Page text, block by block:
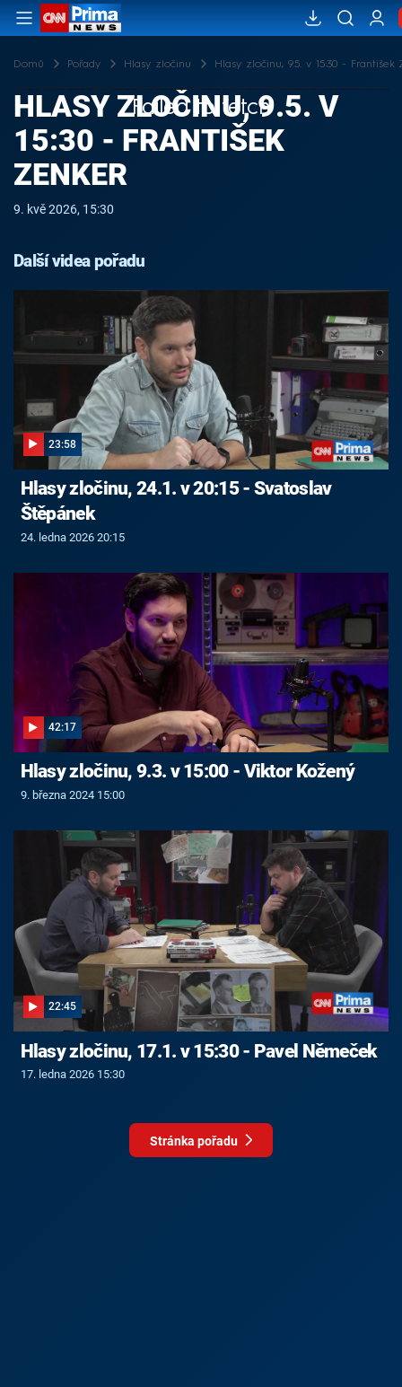
Domů Pořady Hlasy zločinu Hlasy zločinu, 9.5. v 15:30 - František
Failed to fetch
HLASY ZLOČINU, 9.5. V
15:30 - FRANTIŠEK
ZENKER
9. kvě 2026, 15:30
Další videa pořadu
23:58
Hlasy zločinu, 24.1. v 20:15 - Svatoslav
Štěpánek
24. ledna 2026 20:15
42:17
Hlasy zločinu, 9.3. v 15:00 - Viktor Kožený
9. března 2024 15:00
22:45
Hlasy zločinu, 17.1. v 15:30 - Pavel Němeček
17. ledna 2026 15:30
Stránka pořadu